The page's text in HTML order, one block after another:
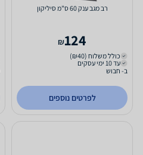
רב מגב ענק 60 ס"מ סיליקון
124
₪
כולל משלוח (₪40)
עד 10 ימי עסקים
ב- חבוש
לפרטים נוספים